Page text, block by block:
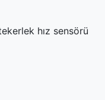
hız sensörü